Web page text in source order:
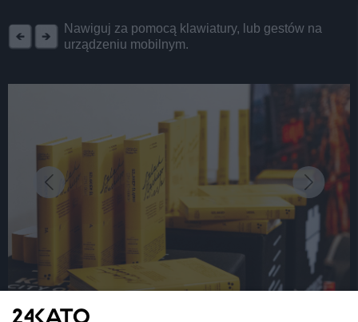
Nawiguj za pomocą klawiatury, lub gestów na
urządzeniu mobilnym.